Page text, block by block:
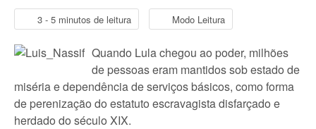
3 - 5 minutos de leitura Modo Leitura
Quando Lula chegou ao poder, milhões
de pessoas eram mantidos sob estado de
miséria e dependência de serviços básicos, como forma
de perenização do estatuto escravagista disfarçado e
herdado do século XIX.